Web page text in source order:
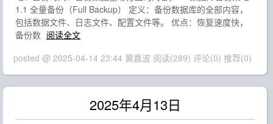
1.1 全量备份（Full Backup） 定义：备份数据库的全部内容，
包括数据文件、日志文件、配置文件等。 优点：恢复速度快，
备份数 阅读全文
posted @ 2025-04-14 23:44 黄嘉波 阅读(289) 评论(0) 推荐(0)
2025年4月13日